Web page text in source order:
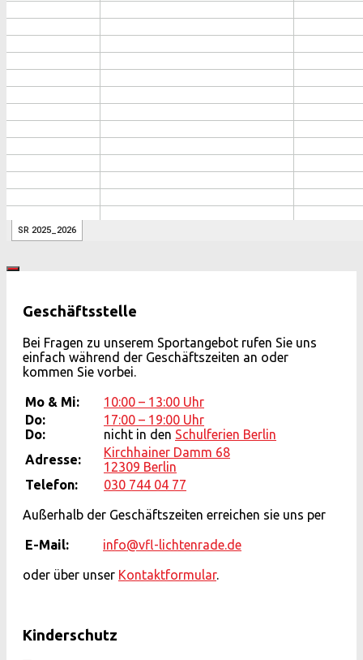
Geschäftsstelle
Bei Fragen zu unserem Sportangebot rufen Sie uns
einfach während der Geschäftszeiten an oder
kommen Sie vorbei.
Mo & Mi:
10:00 – 13:00 Uhr
Do:
Do:
17:00 – 19:00 Uhr
nicht in den Schulferien Berlin
Adresse:
Kirchhainer Damm 68
12309 Berlin
Telefon:
030 744 04 77
Außerhalb der Geschäftszeiten erreichen sie uns per
E-Mail: info@vfl-lichtenrade.de
oder über unser Kontaktformular.
Kinderschutz